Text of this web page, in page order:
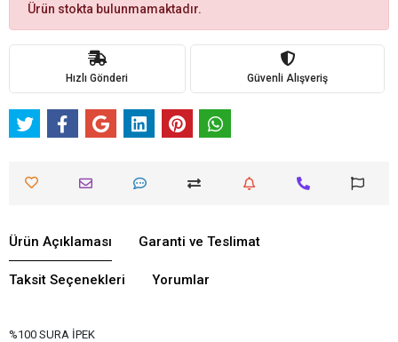
Ürün stokta bulunmamaktadır.
Hızlı Gönderi Güvenli Alışveriş
Ürün Açıklaması Garanti ve Teslimat
Taksit Seçenekleri Yorumlar
%100 SURA İPEK